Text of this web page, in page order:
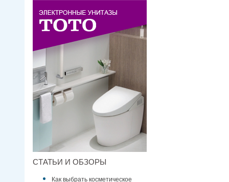
СТАТЬИ И ОБЗОРЫ
Как выбрать косметическое